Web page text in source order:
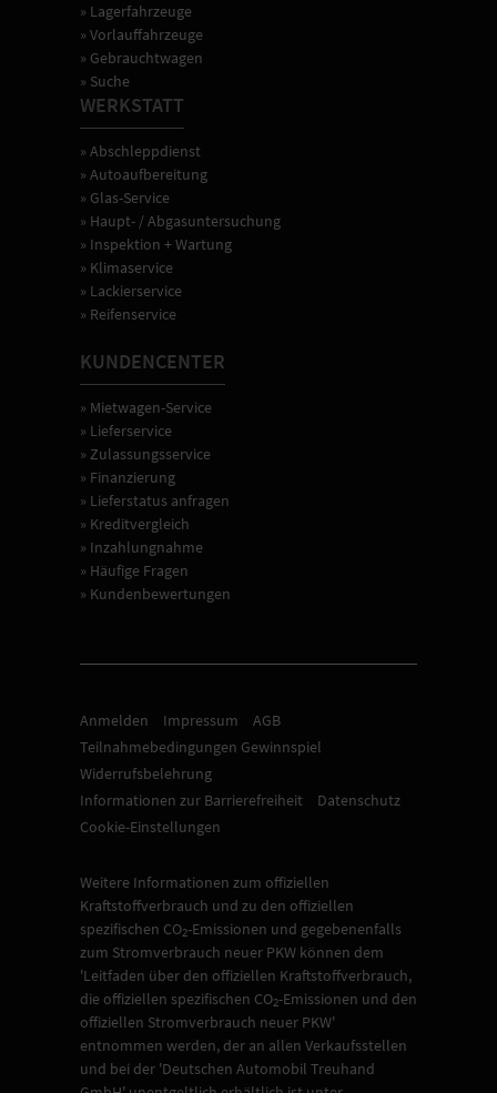
» Lagerfahrzeuge
» Vorlauffahrzeuge
» Gebrauchtwagen
» Suche
WERKSTATT
» Abschleppdienst
» Autoaufbereitung
» Glas-Service
» Haupt- / Abgasuntersuchung
» Inspektion + Wartung
» Klimaservice
» Lackierservice
» Reifenservice
KUNDENCENTER
» Mietwagen-Service
» Lieferservice
» Zulassungsservice
» Finanzierung
» Lieferstatus anfragen
» Kreditvergleich
» Inzahlungnahme
» Häufige Fragen
» Kundenbewertungen
Anmelden Impressum
AGB
Teilnahmebedingungen Gewinnspiel
Widerrufsbelehrung
Informationen zur Barrierefreiheit
Datenschutz
Cookie-Einstellungen
Weitere Informationen zum offiziellen
Kraftstoffverbrauch und zu den offiziellen
spezifischen CO2-Emissionen und gegebenenfalls
zum Stromverbrauch neuer PKW können dem
'Leitfaden über den offiziellen Kraftstoffverbrauch,
die offiziellen spezifischen CO2-Emissionen und den
offiziellen Stromverbrauch neuer PKW'
entnommen werden, der an allen Verkaufsstellen
und bei der 'Deutschen Automobil Treuhand